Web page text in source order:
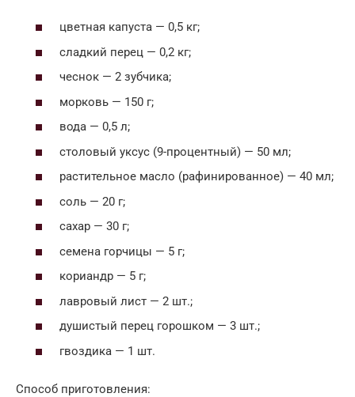
цветная капуста — 0,5 кг;
сладкий перец — 0,2 кг;
чеснок — 2 зубчика;
морковь — 150 г;
вода — 0,5 л;
столовый уксус (9-процентный) — 50 мл;
растительное масло (рафинированное) — 40 мл;
соль — 20 г;
сахар — 30 г;
семена горчицы — 5 г;
кориандр — 5 г;
лавровый лист — 2 шт.;
душистый перец горошком — 3 шт.;
гвоздика — 1 шт.
Способ приготовления: